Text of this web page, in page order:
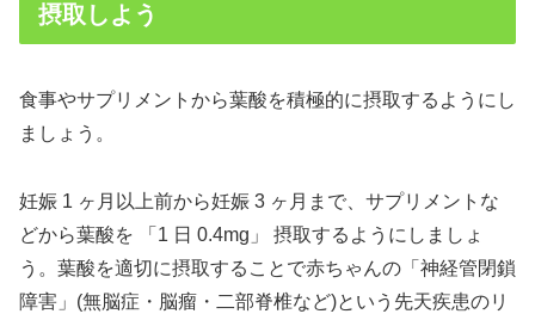
摂取しよう
食事やサプリメントから葉酸を積極的に摂取するようにし
ましょう。
妊娠 1 ヶ月以上前から妊娠 3 ヶ月まで、サプリメントな
どから葉酸を 「1 日 0.4mg」 摂取するようにしましょ
う。葉酸を適切に摂取することで赤ちゃんの「神経管閉鎖
障害」(無脳症・脳瘤・二部脊椎など)という先天疾患のリ